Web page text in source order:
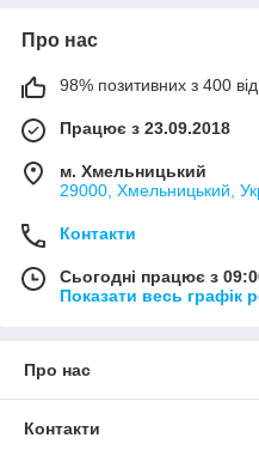
Про нас
98% позитивних з 400
Працює з 23.09.2018
м. Хмельницький
29000, Хмельницький,
Контакти
Сьогодні працює з
Показати весь графік
Про нас
Контакти